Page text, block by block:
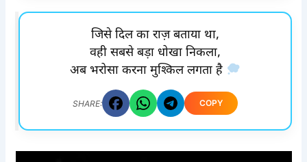
जिसे दिल का राज़ बताया था,
वही सबसे बड़ा धोखा निकला,
अब भरोसा करना मुश्किल लगता है
SHARE: COPY